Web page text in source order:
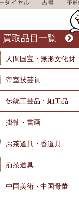
買取品目一覧
人間国宝・無形文化財
帝室技芸員
伝統工芸品・細工品
掛軸・書画
お茶道具・香道具
煎茶道具
中国美術・中国骨董